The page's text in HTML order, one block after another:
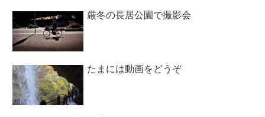
厳冬の長居公園で撮影会
たまには動画をどうぞ